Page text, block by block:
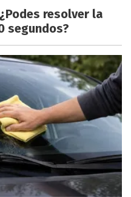
resolver la
segundos?